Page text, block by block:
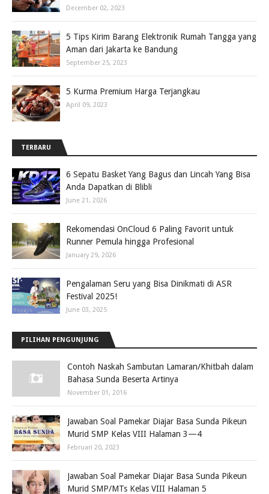
December 02, 2023
5 Tips Kirim Barang Elektronik Rumah Tangga yang
Aman dari Jakarta ke Bandung
September 25, 2023
5 Kurma Premium Harga Terjangkau
April 09, 2023
TERBARU
6 Sepatu Basket Yang Bagus dan Lincah Yang Bisa
Anda Dapatkan di Blibli
June 21, 2026
Rekomendasi OnCloud 6 Paling Favorit untuk
Runner Pemula hingga Profesional
January 29, 2026
Pengalaman Seru yang Bisa Dinikmati di ASR
Festival 2025!
June 03, 2025
PILIHAN PENGUNJUNG
Contoh Naskah Sambutan Lamaran/Khitbah dalam
Bahasa Sunda Beserta Artinya
November 01, 2016
Jawaban Soal Pamekar Diajar Basa Sunda Pikeun
Murid SMP Kelas VIII Halaman 3—4
Februari 20, 2023
Jawaban Soal Pamekar Diajar Basa Sunda Pikeun
Murid SMP/MTs Kelas VIII Halaman 5